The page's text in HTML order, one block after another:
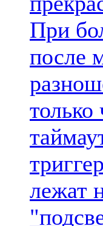
При
после
лежат